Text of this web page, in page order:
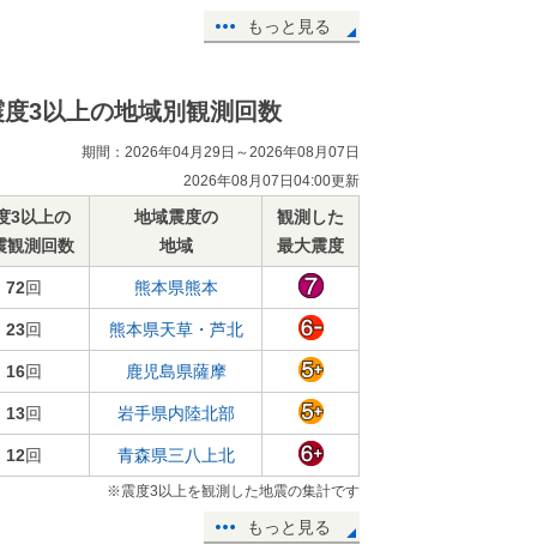
もっと見る
度3以上の地域別観測回数
期間：2026年04月29日～2026年08月07日
2026年08月07日04:00更新
3以上の
観測回数
地域震度の
地域
観測した
最大震度
72回 熊本県熊本
23回 熊本県天草・芦北
16回 鹿児島県薩摩
13回 岩手県内陸北部
12回 青森県三八上北
※震度3以上を観測した地震の集計です
もっと見る